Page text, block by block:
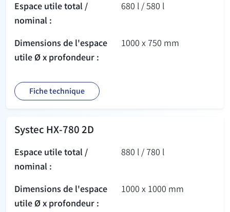
Espace utile total /
nominal :
680 l / 580 l
Dimensions de l'espace
utile Ø x profondeur :
1000 x 750 mm
Fiche technique
Systec HX-780 2D
Espace utile total /
nominal :
880 l / 780 l
Dimensions de l'espace
utile Ø x profondeur :
1000 x 1000 mm